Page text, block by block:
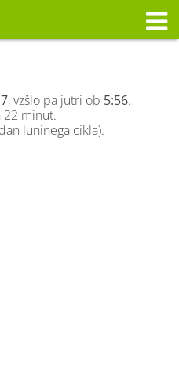
, vzšlo pa jutri ob 5:56.
22 minut.
luninega cikla).